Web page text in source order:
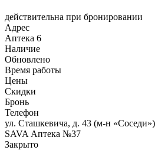
действительна при бронировании
Адрес
Аптека 6
Наличие
Обновлено
Время работы
Цены
Скидки
Бронь
Телефон
ул. Сташкевича, д. 43 (м-н «Соседи»)
SAVA Аптека №37
Закрыто